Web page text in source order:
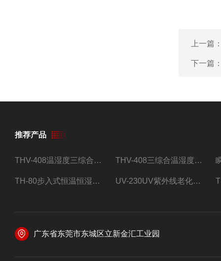
上一篇
下一篇
推荐产品
THV-408温湿度三综合试验箱 THV-408三综合温湿度振动试验箱
TH-80步入式恒温恒湿试验房 UV-230UV紫外线老化试验箱
广东省东莞市东城区立新金汇工业园